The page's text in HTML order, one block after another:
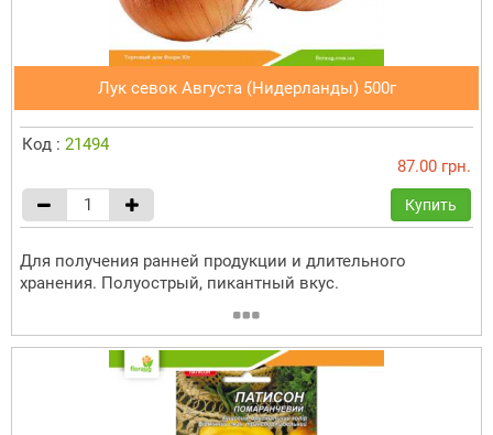
Лук севок Августа (Нидерланды) 500г
Код : 21494
87.00 грн.
Купить
Для получения ранней продукции и длительного
хранения. Полуострый, пикантный вкус.